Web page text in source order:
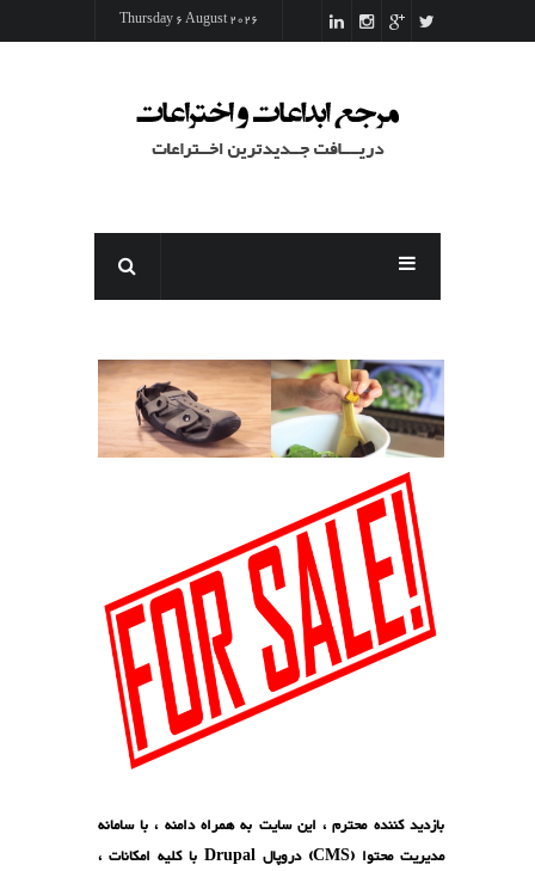
رفتن به محتوای اصلی Thursday 6 August 2026
بازدید کننده محترم ، این سایت به همراه دامنه ، با سامانه
مدیریت محتوا (CMS) دروپال Drupal با کلیه امکانات ،